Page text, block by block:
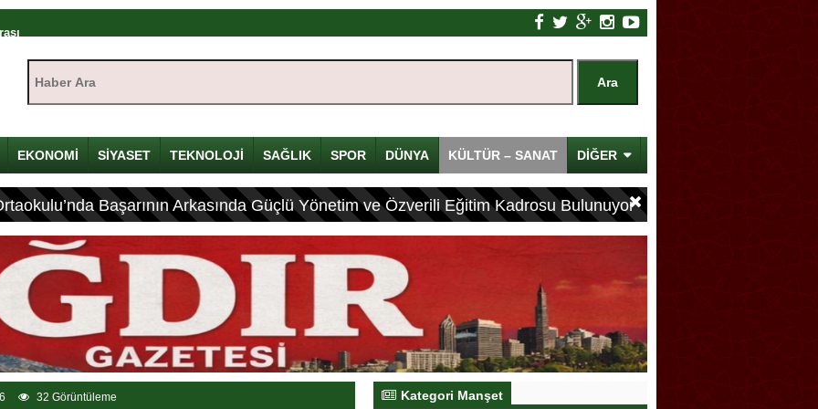
Iğdır’da başlıyor
Mirası
4 Yaralı
EKONOMİ SİYASET TEKNOLOJİ SAĞLIK SPOR DÜNYA KÜLTÜR – SANAT DİĞER
Başarının Arkasında Güçlü Yönetim ve Özverili Eğitim Kadrosu Bulunuyor
32 Görüntüleme Kategori Manşet